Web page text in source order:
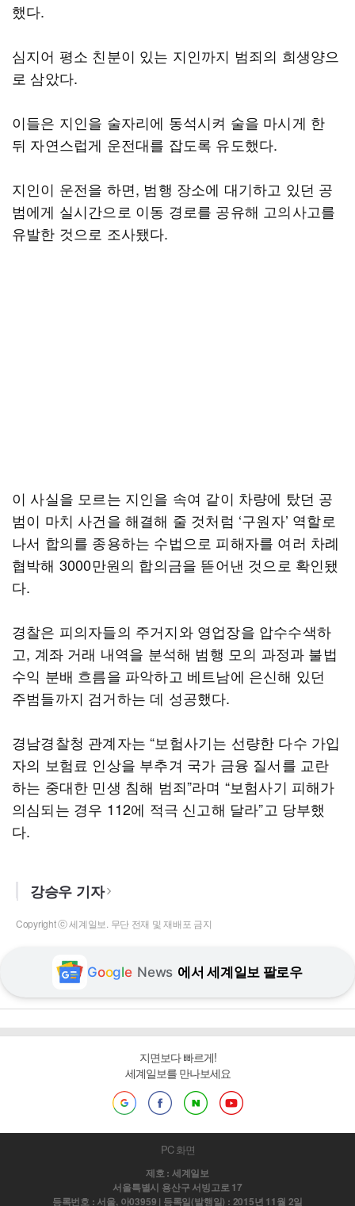
했다.
심지어 평소 친분이 있는 지인까지 범죄의 희생양으
로 삼았다.
이들은 지인을 술자리에 동석시켜 술을 마시게 한
뒤 자연스럽게 운전대를 잡도록 유도했다.
지인이 운전을 하면, 범행 장소에 대기하고 있던 공
범에게 실시간으로 이동 경로를 공유해 고의사고를
유발한 것으로 조사됐다.
이 사실을 모르는 지인을 속여 같이 차량에 탔던 공
범이 마치 사건을 해결해 줄 것처럼 ‘구원자’ 역할로
나서 합의를 종용하는 수법으로 피해자를 여러 차례
협박해 3000만원의 합의금을 뜯어낸 것으로 확인됐
다.
경찰은 피의자들의 주거지와 영업장을 압수수색하
고, 계좌 거래 내역을 분석해 범행 모의 과정과 불법
수익 분배 흐름을 파악하고 베트남에 은신해 있던
주범들까지 검거하는 데 성공했다.
경남경찰청 관계자는 “보험사기는 선량한 다수 가입
자의 보험료 인상을 부추겨 국가 금융 질서를 교란
하는 중대한 민생 침해 범죄”라며 “보험사기 피해가
의심되는 경우 112에 적극 신고해 달라”고 당부했
다.
강승우 기자
Copyright ⓒ 세계일보. 무단 전재 및 재배포 금지
Google News 에서 세계일보 팔로우
지면보다 빠르게!
세계일보를 만나보세요
PC 화면
제호 : 세계일보
서울특별시 용산구 서빙고로 17
등록번호 : 서울, 아03959 | 등록일(발행일) : 2015년 11월 2일